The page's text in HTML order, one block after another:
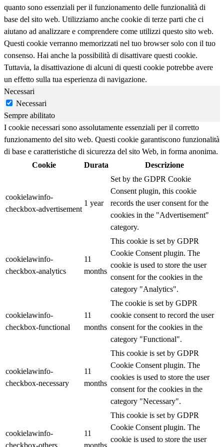
quanto sono essenziali per il funzionamento delle funzionalità di
base del sito web. Utilizziamo anche cookie di terze parti che ci
aiutano ad analizzare e comprendere come utilizzi questo sito web.
Questi cookie verranno memorizzati nel tuo browser solo con il tuo
consenso. Hai anche la possibilità di disattivare questi cookie.
Tuttavia, la disattivazione di alcuni di questi cookie potrebbe avere
un effetto sulla tua esperienza di navigazione.
Necessari
Necessari
Sempre abilitato
I cookie necessari sono assolutamente essenziali per il corretto
funzionamento del sito web. Questi cookie garantiscono funzionalità
di base e caratteristiche di sicurezza del sito Web, in forma anonima.
Cookie
Durata Descrizione
cookielawinfo-
checkbox-advertisement
1 year
Set by the GDPR Cookie
Consent plugin, this cookie
records the user consent for the
cookies in the "Advertisement"
category.
cookielawinfo-
checkbox-analytics
11
months
This cookie is set by GDPR
Cookie Consent plugin. The
cookie is used to store the user
consent for the cookies in the
category "Analytics".
cookielawinfo-
checkbox-functional
11
months
The cookie is set by GDPR
cookie consent to record the user
consent for the cookies in the
category "Functional".
cookielawinfo-
checkbox-necessary
11
months
This cookie is set by GDPR
Cookie Consent plugin. The
cookies is used to store the user
consent for the cookies in the
category "Necessary".
cookielawinfo-
checkbox-others
11
months
This cookie is set by GDPR
Cookie Consent plugin. The
cookie is used to store the user